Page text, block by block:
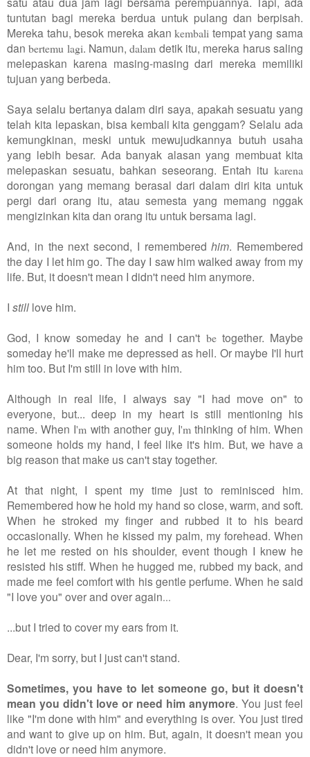
tuntutan bagi mereka berdua untuk pulang dan berpisah.
Mereka tahu, besok mereka akankembali tempat yang sama
danbertemu lagi. Namun,dalam detik itu, mereka harus saling
melepaskan karena masing-masing dari mereka memiliki
tujuan yang berbeda.
Saya selalu bertanya dalam diri saya, apakah sesuatu yang
telah kita lepaskan, bisa kembali kita genggam? Selalu ada
kemungkinan, meski untuk mewujudkannya butuh usaha
yang lebih besar. Ada banyak alasan yang membuat kita
melepaskan sesuatu, bahkan seseorang. Entah itu karena
dorongan yang memang berasal dari dalam diri kita untuk
pergi dari orang itu, atau semesta yang memang nggak
mengizinkan kita dan orang itu untuk bersama lagi.
And, in the next second, I rememberedhim. Remembered
the day I let him go. The day I saw him walked away from my
life. But, it doesn't mean I didn't need him anymore.
I still love him.
God, I know someday he and I can't betogether. Maybe
someday he'll make me depressed as hell. Or maybe I'll hurt
him too. But I'm still in love with him.
Although in real life, I always say "I had move on" to
everyone, but... deep in my heart is still mentioning his
name. When I'm with another guy, I'mthinking of him. When
someone holds my hand, I feel like it's him. But, we have a
big reason that make us can't stay together.
At that night, I spent my time just to reminisced him.
Remembered how he hold my hand so close, warm, and soft.
When he stroked my finger and rubbed it to his beard
occasionally. When he kissed my palm, my forehead. When
he let me rested on his shoulder, event though I knew he
resisted his stiff. When he hugged me, rubbed my back, and
made me feel comfort with his gentle perfume.When he said
"I love you" over and over again...
...but I tried to cover my ears from it.
Dear, I'm sorry, but I just can't stand.
Sometimes, you have to let someone go, but it doesn't
mean you didn't love or need him anymore. You just feel
like "I'm done with him" and everything is over. You just tired
and want to give up on him. But, again, it doesn't mean you
didn't love or need him anymore.